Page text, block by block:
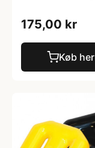
175,00 kr
Køb her